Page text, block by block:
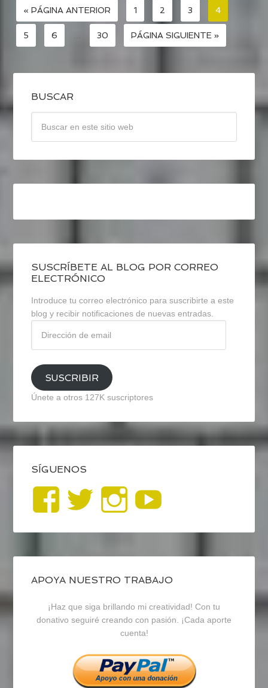
« PÁGINA ANTERIOR 1 2 3 4
5 6 … 30 PÁGINA SIGUIENTE »
BUSCAR
SUSCRÍBETE AL BLOG POR CORREO
ELECTRÓNICO
Introduce tu correo electrónico para suscribirte a este
blog y recibir notificaciones de nuevas entradas.
email
SUSCRIBIR
Únete a otros 127K suscriptores
SÍGUENOS
Ver
perfil
de
blogrecursosep
en
Facebook
Ver
perfil
de
recursosep
en
Twitter
Ver
perfil
de
recursosep
en
Instagram
APOYA NUESTRO TRABAJO
¡Haz que siga brillando mi creatividad! Con tu
donativo seguiré creando con pasión. ¡Cada aporte
cuenta!